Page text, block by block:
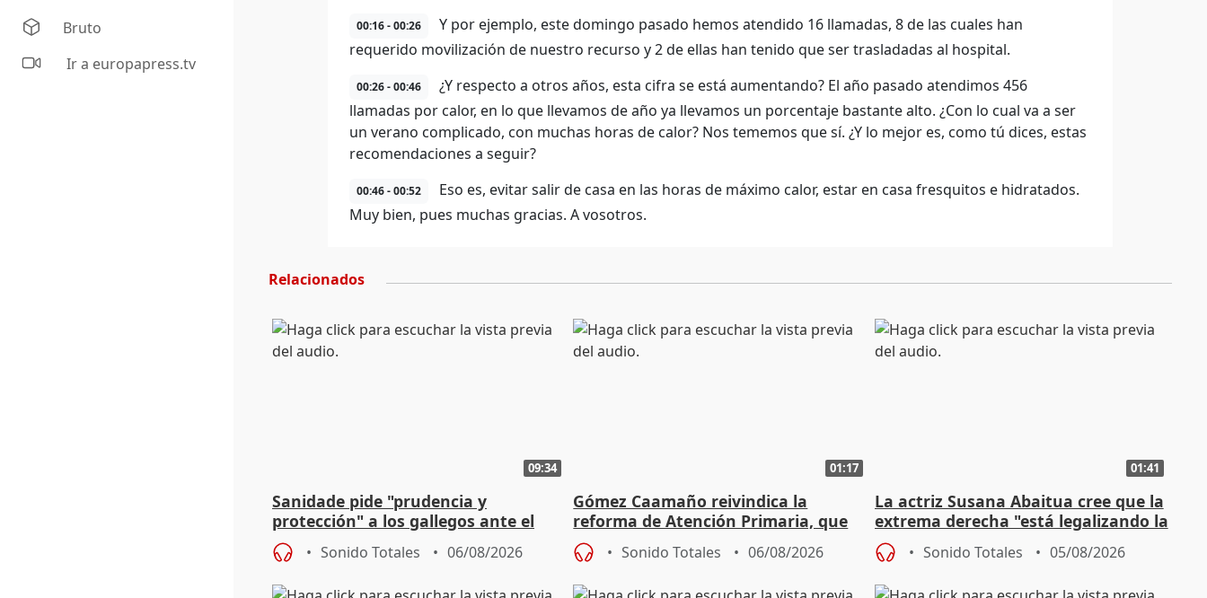
Bruto
Ir a europapress.tv
00:16 - 00:26
Y por ejemplo, este domingo pasado hemos atendido 16 llamadas, 8 de las cuales han
requerido movilización de nuestro recurso y 2 de ellas han tenido que ser trasladadas al hospital.
00:26 - 00:46
¿Y respecto a otros años, esta cifra se está aumentando? El año pasado atendimos 456
llamadas por calor, en lo que llevamos de año ya llevamos un porcentaje bastante alto. ¿Con lo cual va a ser
un verano complicado, con muchas horas de calor? Nos tememos que sí. ¿Y lo mejor es, como tú dices, estas
recomendaciones a seguir?
00:46 - 00:52
Eso es, evitar salir de casa en las horas de máximo calor, estar en casa fresquitos e hidratados.
Muy bien, pues muchas gracias. A vosotros.
Relacionados
09:34
Sanidade pide "prudencia y
protección" a los gallegos ante el
eclipse del 12 de agosto
Sonido Totales 06/08/2026
01:17
Gómez Caamaño reivindica la
reforma de Atención Primaria, que
reforzará la autogestión
Sonido Totales 06/08/2026
01:41
La actriz Susana Abaitua cree que la
extrema derecha "está legalizando la
homofobia"
Sonido Totales 05/08/2026